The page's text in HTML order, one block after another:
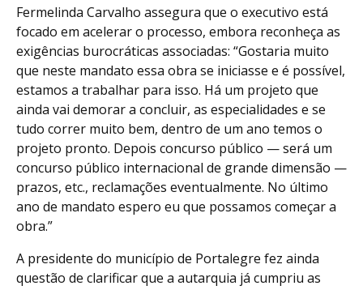
Fermelinda Carvalho assegura que o executivo está
focado em acelerar o processo, embora reconheça as
exigências burocráticas associadas: “Gostaria muito
que neste mandato essa obra se iniciasse e é possível,
estamos a trabalhar para isso. Há um projeto que
ainda vai demorar a concluir, as especialidades e se
tudo correr muito bem, dentro de um ano temos o
projeto pronto. Depois concurso público — será um
concurso público internacional de grande dimensão —
prazos, etc., reclamações eventualmente. No último
ano de mandato espero eu que possamos começar a
obra.”
A presidente do município de Portalegre fez ainda
questão de clarificar que a autarquia já cumpriu as